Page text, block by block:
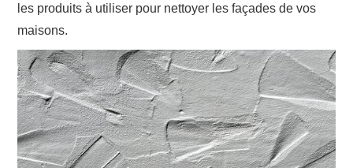
les produits à utiliser pour nettoyer les façades de vos
maisons.